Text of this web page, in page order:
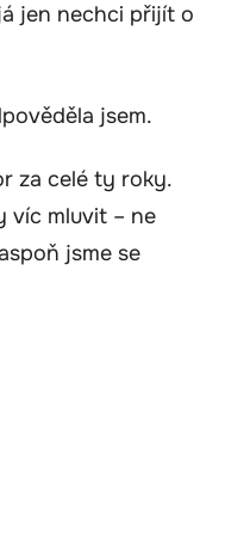
jen nechci přijít o
jsem.
za celé ty roky.
víc mluvit – ne
jsme se